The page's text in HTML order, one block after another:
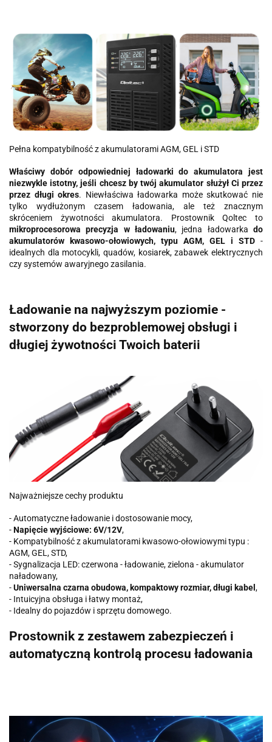
Pełna kompatybilność z akumulatorami AGM, GEL i STD
Właściwy dobór odpowiedniej ładowarki do akumulatora jest
niezwykle istotny, jeśli chcesz by twój akumulator służył Ci przez
przez długi okres. Niewłaściwa ładowarka może skutkować nie
tylko wydłużonym czasem ładowania, ale też znacznym
skróceniem żywotności akumulatora. Prostownik Qoltec to
mikroprocesorowa precyzja w ładowaniu, jedna ładowarka do
akumulatorów kwasowo-ołowiowych, typu AGM, GEL i STD -
idealnych dla motocykli, quadów, kosiarek, zabawek elektrycznych
czy systemów awaryjnego zasilania.
Ładowanie na najwyższym poziomie -
stworzony do bezproblemowej obsługi i
długiej żywotności Twoich baterii
Najważniejsze cechy produktu
- Automatyczne ładowanie i dostosowanie mocy,
-Napięcie wyjściowe: 6V/12V,
- Kompatybilność z akumulatorami kwasowo-ołowiowymi typu :
AGM, GEL, STD,
- Sygnalizacja LED: czerwona - ładowanie, zielona - akumulator
naładowany,
-Uniwersalna czarna obudowa, kompaktowy rozmiar, długi kabel ,
- Intuicyjna obsługa i łatwy montaż,
- Idealny do pojazdów i sprzętu domowego.
Prostownik z zestawem zabezpieczeń i
automatyczną kontrolą procesu ładowania